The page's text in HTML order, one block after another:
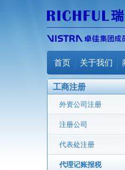
首页 关于我们
工商注册
外资公司注册
注册公司
代表处注册
代理记账报税